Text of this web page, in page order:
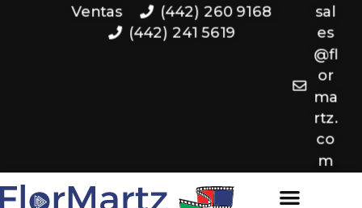
Ventas
(442) 260 9168
(442) 241 5619
sal
es
@fl
or
ma
rtz.
co
m